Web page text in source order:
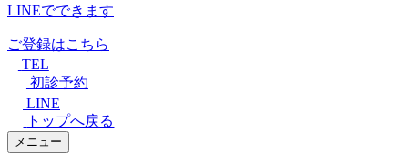
LINEでできます
ご登録はこちら
TEL
初診予約
LINE
トップへ戻る
メニュー